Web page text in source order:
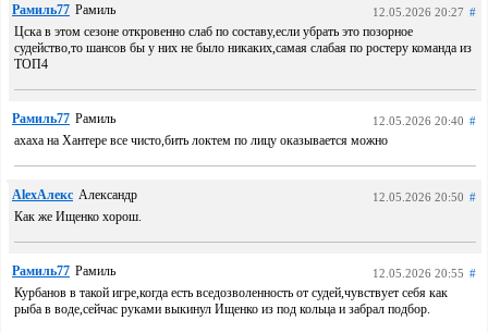
Рамиль77 Рамиль 12.05.2026 20:27 #
Цска в этом сезоне откровенно слаб по составу,если убрать это позорное
судейство,то шансов бы у них не было никаких,самая слабая по ростеру команда из
ТОП4
Рамиль77 Рамиль 12.05.2026 20:40 #
ахаха на Хантере все чисто,бить локтем по лицу оказывается можно
AlexАлекс Александр 12.05.2026 20:50 #
Как же Ищенко хорош.
Рамиль77 Рамиль 12.05.2026 20:55 #
Курбанов в такой игре,когда есть вседозволенность от судей,чувствует себя как
рыба в воде,сейчас руками выкинул Ищенко из под кольца и забрал подбор.